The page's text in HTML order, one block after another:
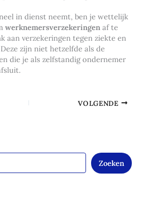
in dienst neemt, ben je wettelijk
werknemersverzekeringen af te
aan verzekeringen tegen ziekte en
zijn niet hetzelfde als de
die je als zelfstandig ondernemer
VOLGENDE
Zoeken